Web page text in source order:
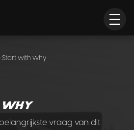
Start with why
vraag van dit